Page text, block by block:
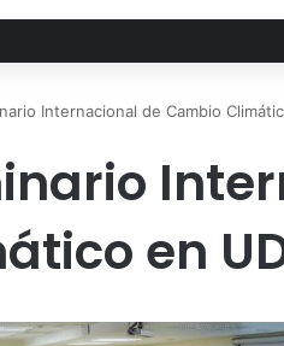
Internacional de Cambio
en